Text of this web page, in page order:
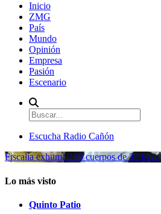
Inicio
ZMG
País
Mundo
Opinión
Empresa
Pasión
Escenario
Escucha Radio Cañón
Fiscalía exhuma 126 cuerpos de 32 fosas
Lo más visto
Quinto Patio